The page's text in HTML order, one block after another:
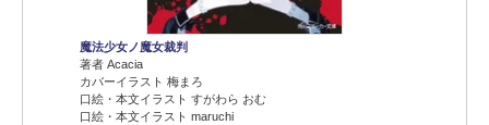
魔法少女ノ魔女裁判
著者 Acacia
カバーイラスト 梅まろ
口絵・本文イラスト すがわら おむ
口絵・本文イラスト maruchi